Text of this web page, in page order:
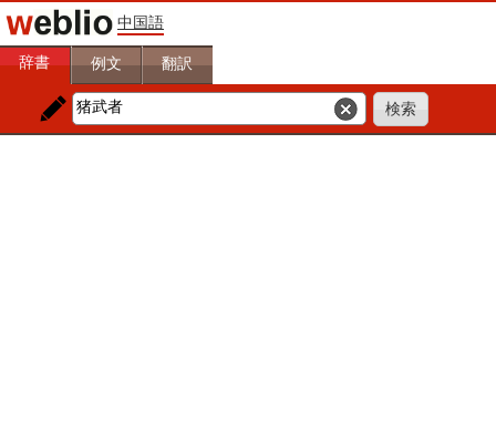
中国語
辞書 例文 翻訳